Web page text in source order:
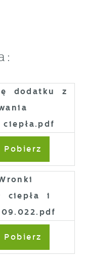
dodatku z
Pobierz
ciepła i
Pobierz